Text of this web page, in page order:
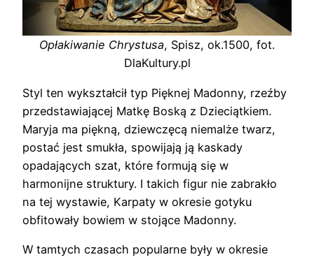
Opłakiwanie Chrystusa, Spisz, ok.1500, fot.
DlaKultury.pl
Styl ten wykształcił typ Pięknej Madonny, rzeźby
przedstawiającej Matkę Boską z Dzieciątkiem.
Maryja ma piękną, dziewczęcą niemalże twarz,
postać jest smukła, spowijają ją kaskady
opadających szat, które formują się w
harmonijne struktury. I takich figur nie zabrakło
na tej wystawie, Karpaty w okresie gotyku
obfitowały bowiem w stojące Madonny.
W tamtych czasach popularne były w okresie